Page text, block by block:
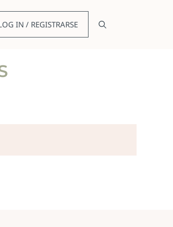
IN / REGISTRARSE